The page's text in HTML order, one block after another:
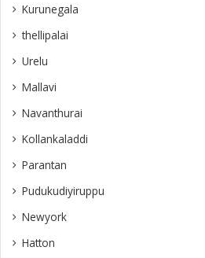
Kurunegala
thellipalai
Urelu
Mallavi
Navanthurai
Kollankaladdi
Parantan
Pudukudiyiruppu
Newyork
Hatton